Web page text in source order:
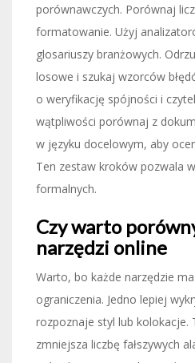
porównawczych. Porównaj
formatowanie. Użyj
glosariuszy branżowych.
losowe i szukaj wzorców
o weryfikację spójności i
wątpliwości porównaj z
w języku docelowym, aby
Ten zestaw kroków pozwala
formalnych.
Czy warto
narzędzi online
Warto, bo każde narzędzie
ograniczenia. Jedno lepiej
rozpoznaje styl lub kolokacje.
zmniejsza liczbę fałszywych